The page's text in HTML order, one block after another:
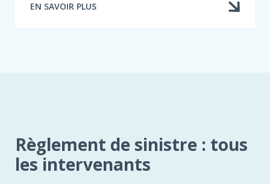
EN SAVOIR PLUS
À
Règlement de sinistre : tous
les intervenants